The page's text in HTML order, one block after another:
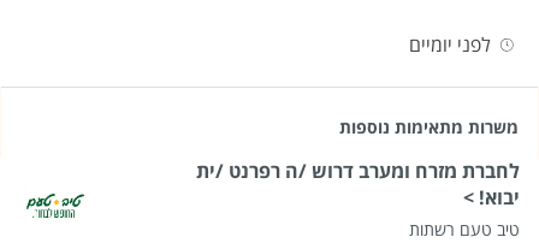
לפני יומיים
משרות מתאימות נוספות
לחברת מזרח ומערב דרוש /ה רפרנט /ית
יבוא! >
טיב טעם רשתות